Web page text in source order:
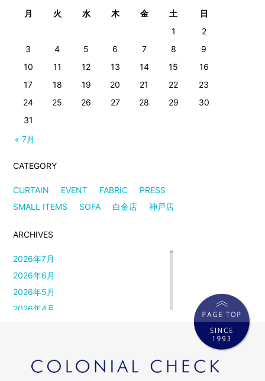
月
火 水 木 金 土 日
« 7月
1
2
3
4 5 6 7 8
9
10
11 12 13 14 15
16
17
18 19 20 21 22
23
24
25 26 27 28 29
30
31
CATEGORY
CURTAIN EVENT FABRIC
PRESS
SMALL ITEMS
SOFA 白金店 神戸店
ARCHIVES
2026年7月
2026年6月
2026年5月
2026年4月
2026年1月
2025年12月